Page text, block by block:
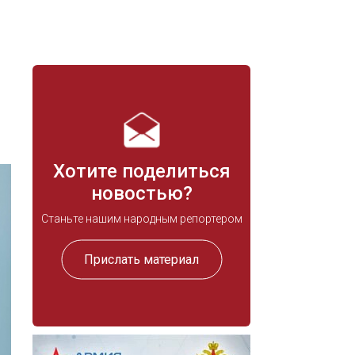
Хотите поделиться
новостью?
Станьте нашим народным репортером
Прислать материал